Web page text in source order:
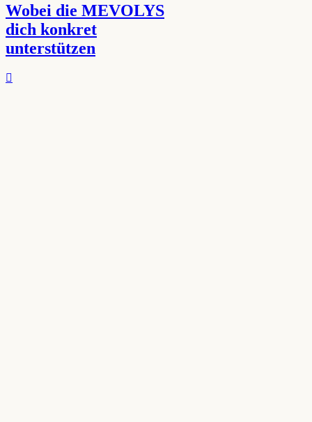
Wobei die MEVOLYS
dich konkret
unterstützen